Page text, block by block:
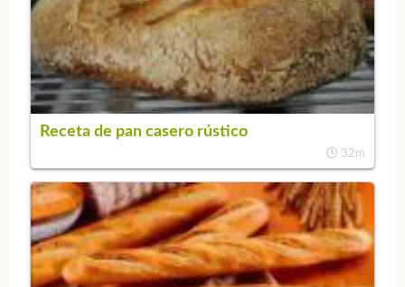
Receta de pan casero rústico
32m